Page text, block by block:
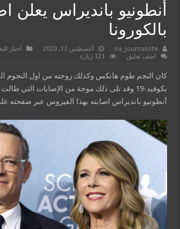
أنطونيو بانديراس يعلن
بالكورونا
na_journaliste أغسطس 13, 2020 أخبار
اضف تعليق
121 زيارة
كان النجم طوم هانكس وكذلك زوجته من اول النجوم
بكوفيد-19 وقد تلى ذلك موجة من الإصابات التي
أنطونيو بانديراس اصابته بهذا الفيروس عبر صفحته